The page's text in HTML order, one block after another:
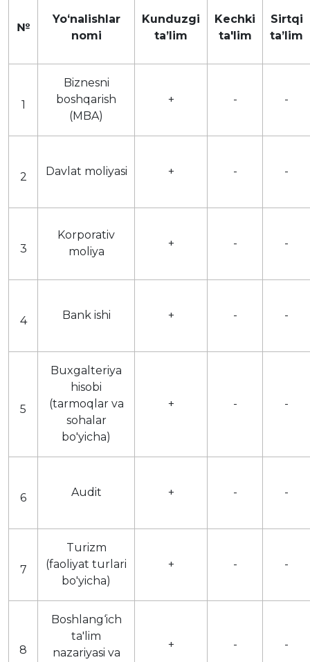
№
Yoʻnalishlar
nomi
Kunduzgi
taʼlim
Kechki
ta'lim
Sirtqi
taʼlim
1
Biznesni
boshqarish
(MBA)
+ - -
2 Davlat moliyasi + - -
3
Korporativ
moliya
+ - -
4 Bank ishi + - -
5
Buxgalteriya
hisobi
(tarmoqlar va
sohalar
bo'yicha)
+ - -
6 Audit + - -
7
Turizm
(faoliyat turlari
bo'yicha)
+ - -
8
Boshlang‘ich
ta'lim
nazariyasi va
+ - -